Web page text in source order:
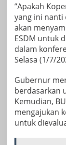
“Apakah
yang ini
akan
ESDM untuk
dalam
Selasa (1/7/
Gubernur
berdasarkan
Kemudian,
mengajukan
untuk